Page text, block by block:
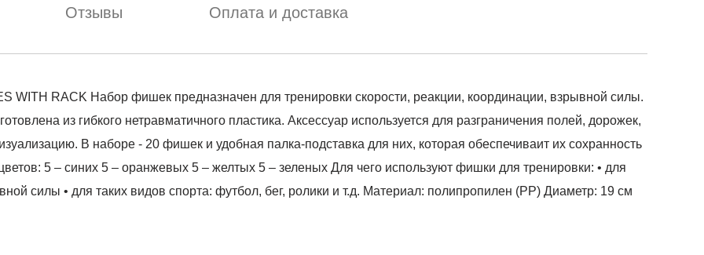
Отзывы Оплата и доставка
WITH RACK Набор фишек предназначен для тренировки скорости, реакции, координации, взрывной силы.
из гибкого нетравматичного пластика. Аксессуар используется для разграничения полей, дорожек,
В наборе - 20 фишек и удобная палка-подставка для них, которая обеспечиваит их сохранность
5 – синих 5 – оранжевых 5 – желтых 5 – зеленых Для чего используют фишки для тренировки: • для
силы • для таких видов спорта: футбол, бег, ролики и т.д. Материал: полипропилен (РР) Диаметр: 19 см